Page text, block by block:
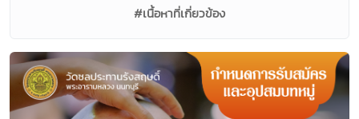
#เนื้อหาที่เกี่ยวข้อง